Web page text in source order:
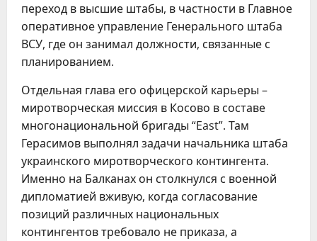
переход в высшие штабы, в частности в Главное
оперативное управление Генерального штаба
ВСУ, где он занимал должности, связанные с
планированием.
Отдельная глава его офицерской карьеры –
миротворческая миссия в Косово в составе
многонациональной бригады “East”. Там
Герасимов выполнял задачи начальника штаба
украинского миротворческого контингента.
Именно на Балканах он столкнулся с военной
дипломатией вживую, когда согласование
позиций различных национальных
контингентов требовало не приказа, а